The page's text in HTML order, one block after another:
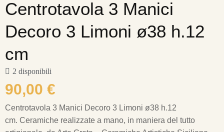
Centrotavola 3 Manici
Decoro 3 Limoni ø38 h.12
cm
2 disponibili
90,00 €
Centrotavola 3 Manici Decoro 3 Limoni ø38 h.12
cm. Ceramiche realizzate a mano, in maniera del tutto